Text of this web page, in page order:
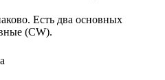
Есть два основных
(CW).